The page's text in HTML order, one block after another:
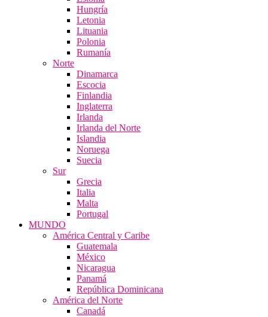
Hungría
Letonia
Lituania
Polonia
Rumanía
Norte
Dinamarca
Escocia
Finlandia
Inglaterra
Irlanda
Irlanda del Norte
Islandia
Noruega
Suecia
Sur
Grecia
Italia
Malta
Portugal
MUNDO
América Central y Caribe
Guatemala
México
Nicaragua
Panamá
República Dominicana
América del Norte
Canadá